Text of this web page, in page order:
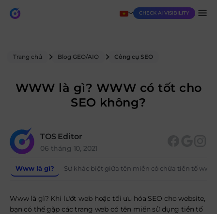
CHECK AI VISIBILITY
Trang chủ Blog GEO/AIO Công cụ SEO
WWW là gì? WWW có tốt cho
SEO không?
TOS Editor
06 tháng 10, 2021
Www là gì? Sự khác biệt giữa tên miền có chứa tiền tố
Www là gì? Khi lướt web hoặc tối ưu hóa SEO cho website,
bạn có thể gặp các trang web có tên miền sử dụng tiền tố